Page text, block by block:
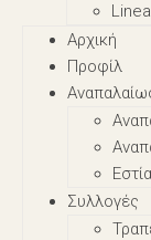
Αρχική
Προφίλ
Συλλογές